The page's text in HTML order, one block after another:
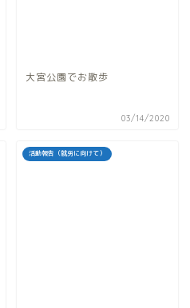
大宮公園でお散歩
03/14/2020
活動報告（就労に向けて）